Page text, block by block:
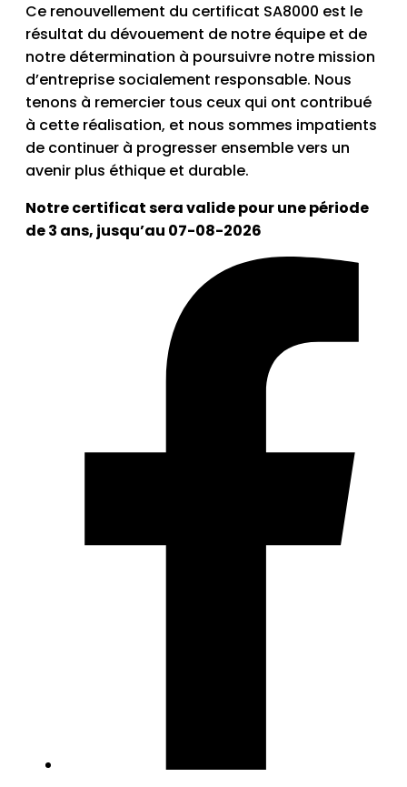
Ce renouvellement du certificat SA8000 est le
résultat du dévouement de notre équipe et de
notre détermination à poursuivre notre mission
d’entreprise socialement responsable. Nous
tenons à remercier tous ceux qui ont contribué
à cette réalisation, et nous sommes impatients
de continuer à progresser ensemble vers un
avenir plus éthique et durable.
Notre certificat sera valide pour une période
de 3 ans, jusqu’au 07-08-2026